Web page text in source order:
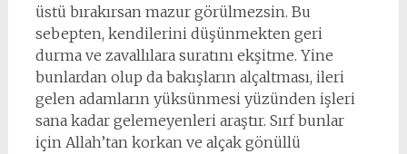
üstü bırakırsan mazur görülmezsin. Bu
sebepten, kendilerini düşünmekten geri
durma ve zavallılara suratını ekşitme. Yine
bunlardan olup da bakışların alçaltması, ileri
gelen adamların yüksünmesi yüzünden işleri
sana kadar gelemeyenleri araştır. Sırf bunlar
için Allah’tan korkan ve alçak gönüllü